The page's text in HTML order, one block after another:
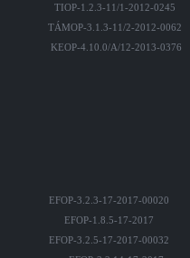
TIOP-1.2.3-11/1-2012-0245
TÁMOP-3.1.3-11/2-2012-0062
KEOP-4.10.0/A/12-2013-0376
EFOP-3.2.3-17-2017-00020
EFOP-1.8.5-17-2017
EFOP-3.2.5-17-2017-00032